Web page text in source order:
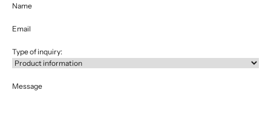
Name
Email
Type of inquiry:
Message